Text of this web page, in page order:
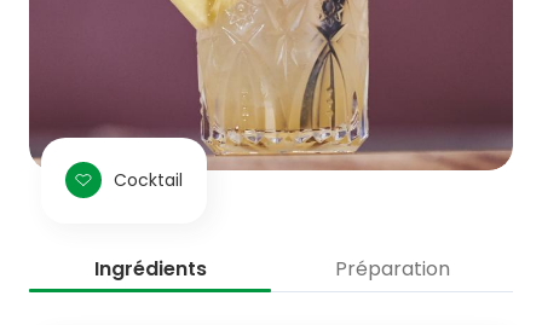
Cocktail
Ingrédients Préparation